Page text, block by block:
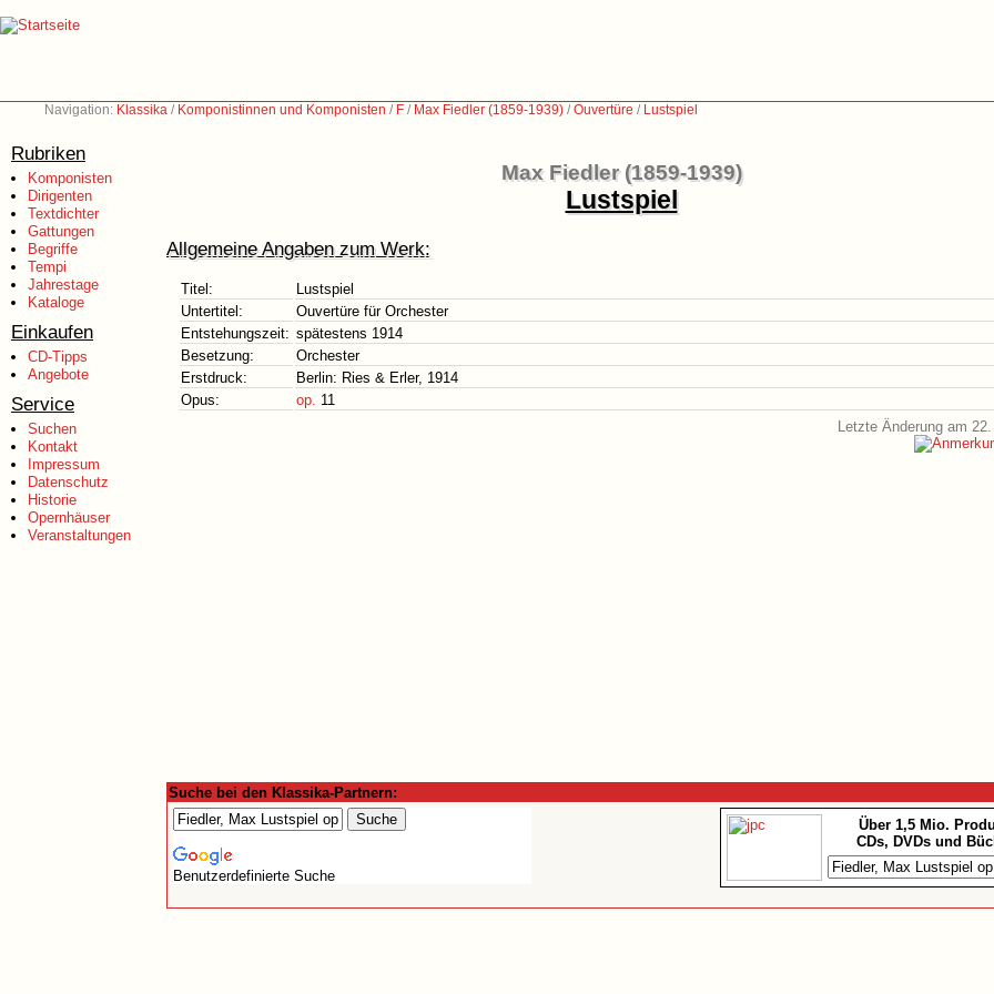
Navigation: Klassika / Komponistinnen und Komponisten / F / Max Fiedler (1859-1939) /Ouvertüre / Lustspiel
Rubriken
Komponisten
Dirigenten
Textdichter
Gattungen
Begriffe
Tempi
Jahrestage
Kataloge
Einkaufen
CD-Tipps
Angebote
Service
Suchen
Kontakt
Impressum
Datenschutz
Historie
Opernhäuser
Veranstaltungen
Max Fiedler (1859-1939)
Lustspiel
Allgemeine Angaben zum Werk:
Titel:
Lustspiel
Untertitel:
Ouvertüre für Orchester
Entstehungszeit: spätestens 1914
Besetzung:
Orchester
Erstdruck:
Berlin: Ries & Erler, 1914
Opus:
op. 11
Letzte Änderung am
Suche bei den Klassika-Partnern:
Benutzerdefinierte Suche
Über 1,5 Mio.
CDs, DVDs und